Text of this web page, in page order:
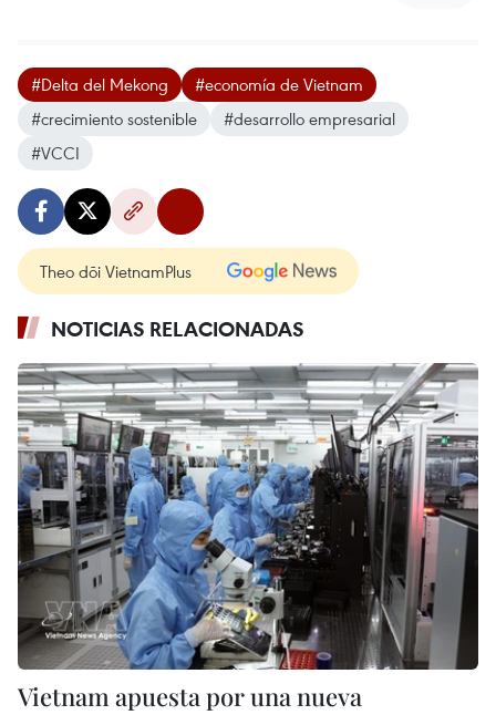
#Delta del Mekong
#economía de Vietnam
#crecimiento sostenible
#desarrollo empresarial
#VCCI
Theo dõi VietnamPlus
NOTICIAS RELACIONADAS
Vietnam apuesta por una nueva